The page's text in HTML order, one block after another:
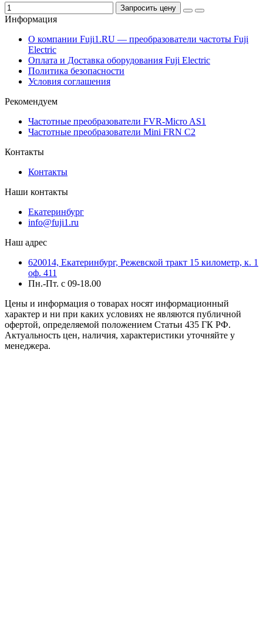
Запросить цену
Информация
О компании Fuji1.RU — преобразователи частоты Fuji
Electric
Оплата и Доставка оборудования Fuji Electric
Политика безопасности
Условия соглашения
Рекомендуем
Частотные преобразователи FVR-Micro AS1
Частотные преобразователи Mini FRN C2
Контакты
Контакты
Наши контакты
Екатеринбург
info@fuji1.ru
Наш адрес
620014, Екатеринбург, Режевской тракт 15 километр, к. 1
оф. 411
Пн.-Пт. с 09-18.00
Цены и информация о товарах носят информационный
характер и ни при каких условиях не являются публичной
офертой, определяемой положением Статьи 435 ГК РФ.
Актуальность цен, наличия, характеристики уточняйте у
менеджера.